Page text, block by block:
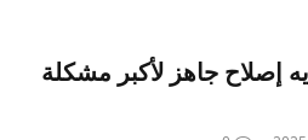
الموسم 4 لديه إصلاح جاهز لأكبر مشكلة